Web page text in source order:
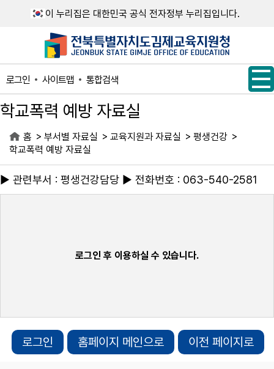
이 누리집은 대한민국 공식 전자정부 누리집입니다.
로그인 사이트맵 통합검색
학교폭력 예방 자료실
홈 > 부서별 자료실 > 교육지원과 자료실 > 평생건강 >
학교폭력 예방 자료실
▶ 관련부서 : 평생건강담당 ▶ 전화번호 : 063-540-2581
로그인 후 이용하실 수 있습니다.
로그인 홈페이지 메인으로 이전 페이지로